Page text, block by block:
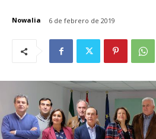
Nowalia 6 de febrero de 2019